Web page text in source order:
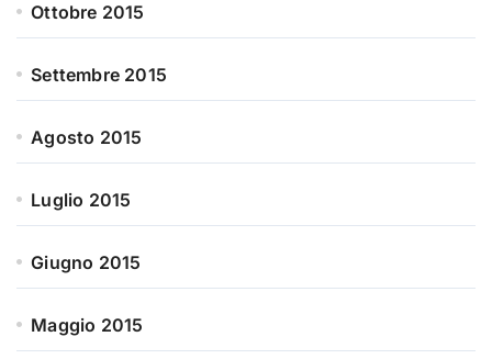
Ottobre 2015
Settembre 2015
Agosto 2015
Luglio 2015
Giugno 2015
Maggio 2015